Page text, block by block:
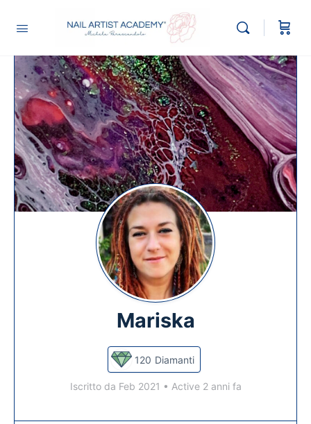
Mariska
120 Diamanti
Iscritto da Feb 2021 • Active 2 anni fa